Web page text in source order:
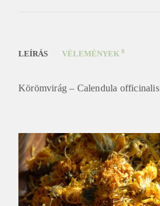
LEÍRÁS VÉLEMÉNYEK 0
Körömvirág – Calendula officinalis